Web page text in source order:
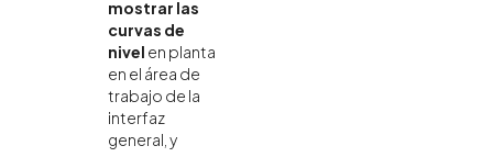
mostrar las
curvas de
nivel en planta
en el área de
trabajo de la
interfaz
general, y